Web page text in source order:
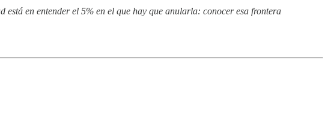
en entender el 5% en el que hay que anularla: conocer esa frontera